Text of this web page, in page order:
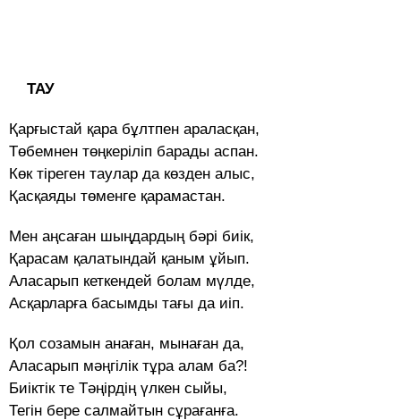
ТАУ
Қарғыстай қара бұлтпен араласқан,
Төбемнен төңкеріліп барады аспан.
Көк тіреген таулар да көзден алыс,
Қасқаяды төменге қарамастан.
Мен аңсаған шыңдардың бәрі биік,
Қарасам қалатындай қаным ұйып.
Аласарып кеткендей болам мүлде,
Асқарларға басымды тағы да иіп.
Қол созамын анаған, мынаған да,
Аласарып мәңгілік тұра алам ба?!
Биіктік те Тәңірдің үлкен сыйы,
Тегін бере салмайтын сұрағанға.